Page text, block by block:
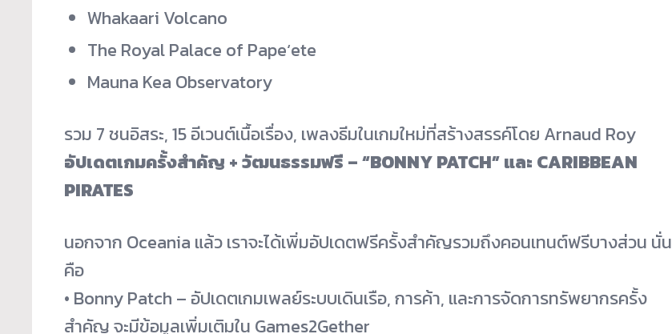
Whakaari Volcano
The Royal Palace of Papeʻete
Mauna Kea Observatory
รวม 7 ชนอิสระ, 15 อีเวนต์เนื้อเรื่อง, เพลงธีมในเกมใหม่ที่สร้างสรรค์โดย Arnaud Roy
อัปเดตเกมครั้งสำคัญ + วัฒนธรรมฟรี – “BONNY PATCH” และ CARIBBEAN
PIRATES
นอกจาก Oceania แล้ว เราจะได้เพิ่มอัปเดตฟรีครั้งสำคัญรวมถึงคอนเทนต์ฟรีบางส่วน นั่น
คือ
• Bonny Patch – อัปเดตเกมเพลย์ระบบเดินเรือ, การค้า, และการจัดการทรัพยากรครั้ง
สำคัญ จะมีข้อมูลเพิ่มเติมใน Games2Gether